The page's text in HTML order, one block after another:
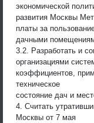
экономической
развития Москвы
платы за
дачными
3.2. Разработать и
организациями
коэффициентов,
техническое
состояние дач и
4. Считать
Москвы от 7 мая